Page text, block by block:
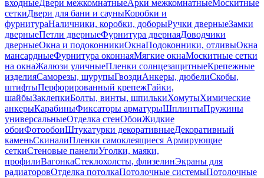
входныеДвери межкомнатныеАрки межкомнатныеМоскитные
сеткиДвери для бани и сауныКоробки и
фурнитураНаличники, коробки, доборыРучки дверныеЗамки
дверныеПетли дверныеФурнитура двернаяДоводчики
дверныеОкна и подоконникиОкнаПодоконники, отливыОкна
мансардныеФурнитура оконнаяМягкие окнаМоскитные сетки
на окнаЖалюзи уличныеПленки солнцезащитныеКрепежные
изделияСаморезы, шурупыГвоздиАнкеры, дюбелиСкобы,
штифтыПерфорированный крепежГайки,
шайбыЗаклепкиБолты, винты, шпилькиХомутыХимические
анкерыКарабиныФиксаторы арматурыШплинтыПружины
универсальныеОтделка стенОбоиЖидкие
обоиФотообоиШтукатурки декоративныеДекоративный
каменьСкиналиПленки самоклеящиеся Армирующие
сеткиСтеновые панелиУголки, маяки,
профилиВагонкаСтеклохолсты, флизелинЭкраны для
радиаторовОтделка потолкаПотолочные системыПотолочные